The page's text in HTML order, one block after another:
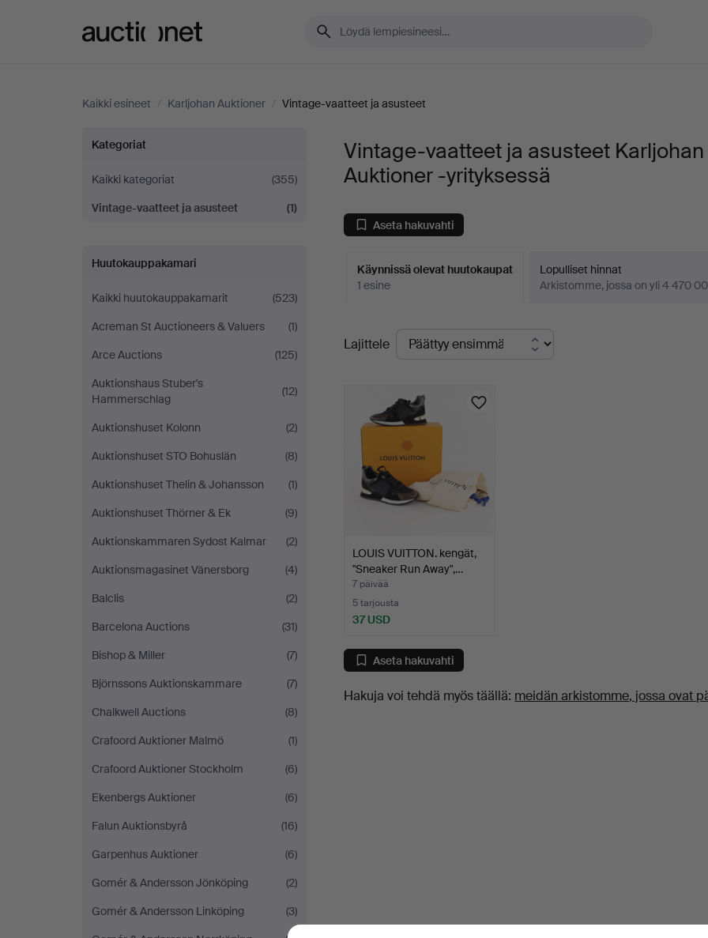
Kaikki esineet / Karljohan Auktioner / Vintage-vaatteet ja asusteet
Vintage-
vaatteet
ja
asusteet
Karljohan
Auktioner
yrityksessä
Kategoriat
Kaikki kategoriat
(355)
Vintage-vaatteet ja asusteet
(1)
Huutokauppakamari
Kaikki huutokauppakamarit
(523)
Acreman St Auctioneers & Valuers
(1)
Arce Auctions
(125)
Auktionshaus Stuber's
Hammerschlag
(12)
Auktionshuset Kolonn
(2)
Auktionshuset STO Bohuslän
(8)
Auktionshuset Thelin & Johansson
(1)
Auktionshuset Thörner & Ek
(9)
Auktionskammaren Sydost Kalmar
(2)
Auktionsmagasinet Vänersborg
(4)
Balclis
(2)
Barcelona Auctions
(31)
Bishop & Miller
(7)
Björnssons Auktionskammare
(7)
Chalkwell Auctions
(8)
Crafoord Auktioner Malmö
(1)
Crafoord Auktioner Stockholm
(6)
Ekenbergs Auktioner
(6)
Falun Auktionsbyrå
(16)
Garpenhus Auktioner
(6)
Gomér & Andersson Jönköping
(2)
Gomér & Andersson Linköping
(3)
Vintage-vaatteet ja asusteet Karljohan
Auktioner -yrityksessä
Aseta hakuvahti
Käynnissä olevat huutokaupat
1 esine
Lopulliset hinnat
Arkistomme, jossa on yli 4 470
Käynnissä
olevat
Lajittele
LOUIS VUITTON. kengät,
"Sneaker Run Away",…
7 päivää
5 tarjousta
37 USD
Aseta hakuvahti
Hakuja voi tehdä myös täällä: meidän arkistomme, jossa ovat